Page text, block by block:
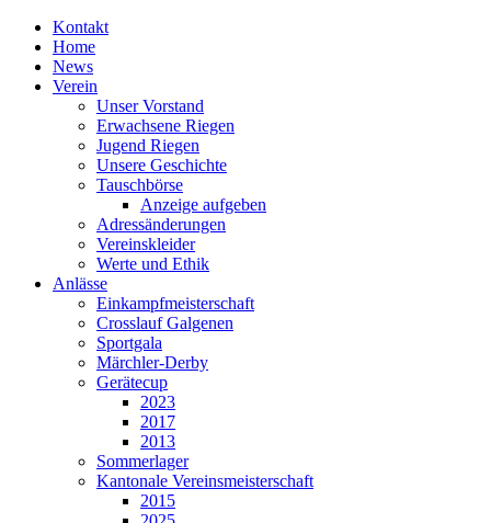
Kontakt
Home
News
Verein
Unser Vorstand
Erwachsene Riegen
Jugend Riegen
Unsere Geschichte
Tauschbörse
Anzeige aufgeben
Adressänderungen
Vereinskleider
Werte und Ethik
Anlässe
Einkampfmeisterschaft
Crosslauf Galgenen
Sportgala
Märchler-Derby
Gerätecup
2023
2017
2013
Sommerlager
Kantonale Vereinsmeisterschaft
2015